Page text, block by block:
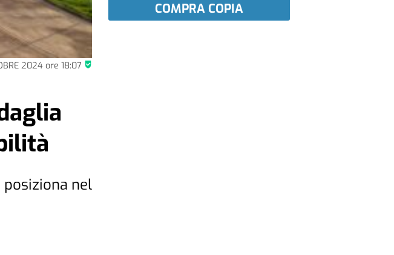
2024ore 18:07
nel
COMPRA COPIA